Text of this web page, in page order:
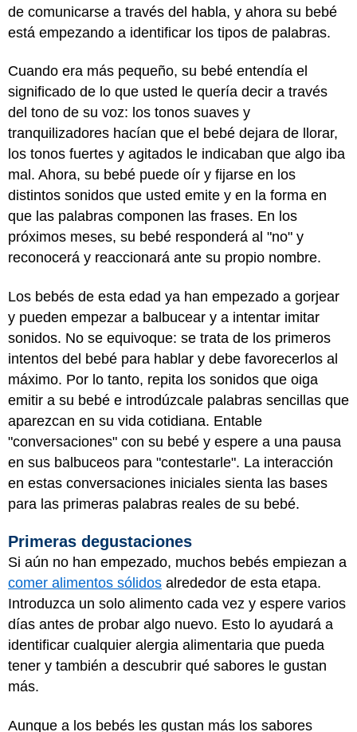
de comunicarse a través del habla, y ahora su bebé
está empezando a identificar los tipos de palabras.
Cuando era más pequeño, su bebé entendía el
significado de lo que usted le quería decir a través
del tono de su voz: los tonos suaves y
tranquilizadores hacían que el bebé dejara de llorar,
los tonos fuertes y agitados le indicaban que algo iba
mal. Ahora, su bebé puede oír y fijarse en los
distintos sonidos que usted emite y en la forma en
que las palabras componen las frases. En los
próximos meses, su bebé responderá al "no" y
reconocerá y reaccionará ante su propio nombre.
Los bebés de esta edad ya han empezado a gorjear
y pueden empezar a balbucear y a intentar imitar
sonidos. No se equivoque: se trata de los primeros
intentos del bebé para hablar y debe favorecerlos al
máximo. Por lo tanto, repita los sonidos que oiga
emitir a su bebé e introdúzcale palabras sencillas que
aparezcan en su vida cotidiana. Entable
"conversaciones" con su bebé y espere a una pausa
en sus balbuceos para "contestarle". La interacción
en estas conversaciones iniciales sienta las bases
para las primeras palabras reales de su bebé.
Primeras degustaciones
Si aún no han empezado, muchos bebés empiezan a
comer alimentos sólidos alrededor de esta etapa.
Introduzca un solo alimento cada vez y espere varios
días antes de probar algo nuevo. Esto lo ayudará a
identificar cualquier alergia alimentaria que pueda
tener y también a descubrir qué sabores le gustan
más.
Aunque a los bebés les gustan más los sabores